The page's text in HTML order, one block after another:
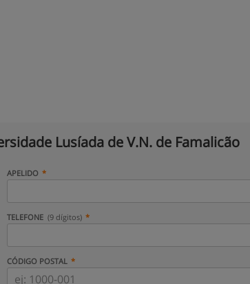
Lusíada de V.N. de Famalicão
APELIDO
TELEFONE (9 dígitos)
CÓDIGO POSTAL